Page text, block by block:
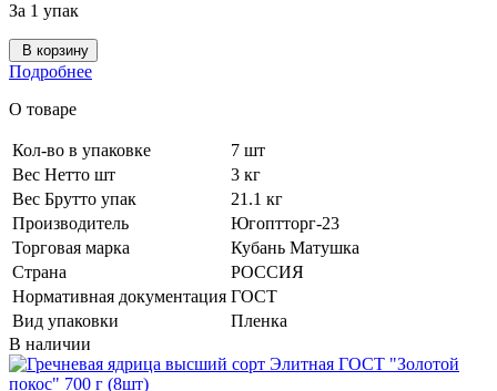
За 1 упак
В корзину
Подробнее
О товаре
Кол-во в упаковке
7 шт
Вес Нетто шт
3 кг
Вес Брутто упак
21.1 кг
Производитель
Югоптторг-23
Торговая марка
Кубань Матушка
Страна
РОССИЯ
Нормативная документация ГОСТ
Вид упаковки
Пленка
В наличии